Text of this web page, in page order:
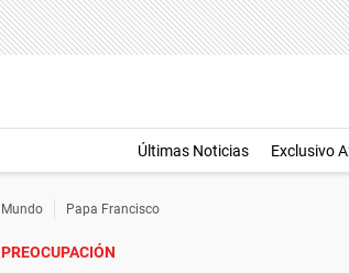
Últimas Noticias Exclusivo
Mundo Papa Francisco
PREOCUPACIÓN